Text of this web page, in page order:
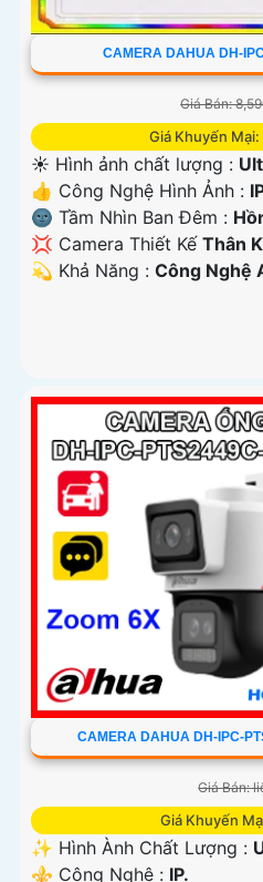
CAMERA DAHUA DH-
Giá Bán:
Giá Khuyến
☀️ Hình ảnh chất lượng :
👍 Công Nghệ Hình Ảnh :
🌚 Tầm Nhìn Ban Đêm :
💢 Camera Thiết Kế Thân
️💫 Khả Năng : Công Nghệ
CAMERA DAHUA DH-IPC-
Giá Bán:
Giá Khuyến
✨ Hình Ành Chất Lượng :
⚜️ Công Nghệ : IP.